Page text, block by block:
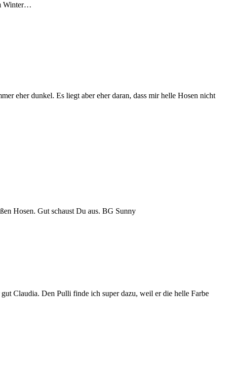
Winter…
eher dunkel. Es liegt aber eher daran, dass mir helle Hosen nicht
Hosen. Gut schaust Du aus. BG Sunny
Claudia. Den Pulli finde ich super dazu, weil er die helle Farbe